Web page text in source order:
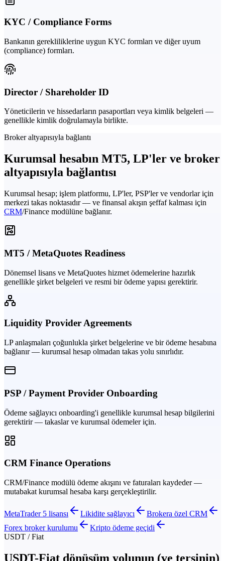
KYC / Compliance Forms
Bankanın gerekliliklerine uygun KYC formları ve diğer uyum
(compliance) formları.
Director / Shareholder ID
Yöneticilerin ve hissedarların pasaportları veya kimlik belgeleri —
genellikle kimlik doğrulamayla birlikte.
Broker altyapısıyla bağlantı
Kurumsal hesabın MT5, LP'ler ve broker
altyapısıyla bağlantısı
Kurumsal hesap; işlem platformu, LP'ler, PSP'ler ve vendorlar için
merkezi takas noktasıdır — ve finansal akışın şeffaf kalması için
CRM/Finance modülüne bağlanır.
MT5 / MetaQuotes Readiness
Dönemsel lisans ve MetaQuotes hizmet ödemelerine hazırlık
genellikle şirket belgeleri ve resmi bir ödeme yapısı gerektirir.
Liquidity Provider Agreements
LP anlaşmaları çoğunlukla şirket belgelerine ve bir ödeme hesabına
bağlanır — kurumsal hesap olmadan takas yolu sınırlıdır.
PSP / Payment Provider Onboarding
Ödeme sağlayıcı onboarding'i genellikle kurumsal hesap bilgilerini
gerektirir — takaslar ve kurumsal ödemeler için.
CRM Finance Operations
CRM/Finance modülü ödeme akışını ve faturaları kaydeder —
mutabakat kurumsal hesaba karşı gerçekleştirilir.
MetaTrader 5 lisansı Likidite sağlayıcı
Brokera özel CRM
Forex broker kurulumu
Kripto ödeme geçidi
USDT / Fiat
USDT-Fiat dönüşüm yolunun (ve tersinin)